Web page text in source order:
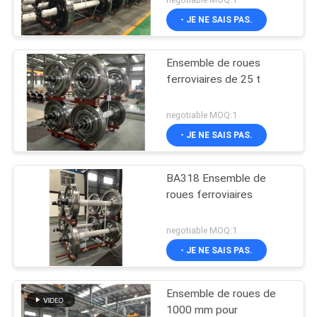
- JE NE SAIS PAS.
Ensemble de roues
ferroviaires de 25 t
negotiable MOQ:1
- JE NE SAIS PAS.
BA318 Ensemble de
roues ferroviaires
negotiable MOQ:1
- JE NE SAIS PAS.
Ensemble de roues de
1000 mm pour